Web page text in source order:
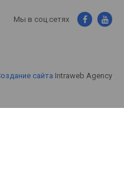
Мы в соц.сетях
сайта Intraweb Agency